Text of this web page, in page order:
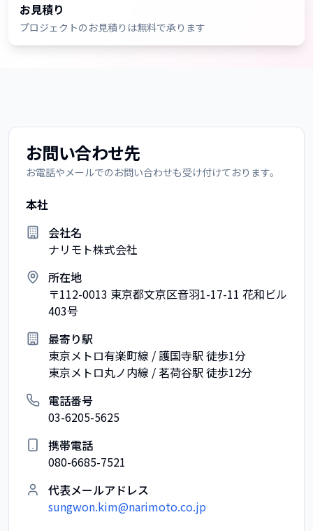
お見積り
プロジェクトのお見積りは無料で承ります
お問い合わせ先
お電話やメールでのお問い合わせも受け付けております。
本社
会社名
ナリモト株式会社
所在地
〒112-0013 東京都文京区音羽1-17-11 花和ビル
403号
最寄り駅
東京メトロ有楽町線 / 護国寺駅 徒歩1分
東京メトロ丸ノ内線 / 茗荷谷駅 徒歩12分
電話番号
03-6205-5625
携帯電話
080-6685-7521
代表メールアドレス
sungwon.kim@narimoto.co.jp